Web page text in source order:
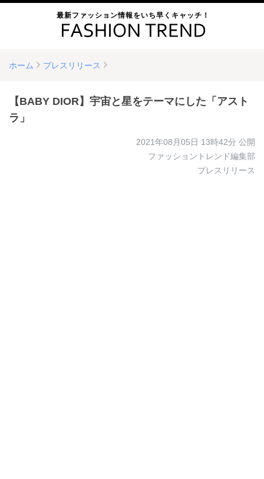
最新ファッション情報をいち早くキャッチ！
ホーム プレスリリース
【BABY DIOR】宇宙と星をテーマにした「アスト
ラ」
2021年08月05日 13時42分 公開
ファッショントレンド編集部
プレスリリース